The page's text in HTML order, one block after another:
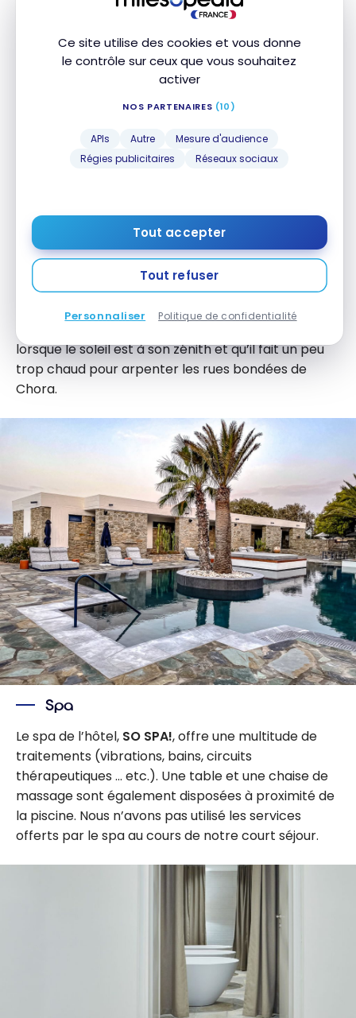
Ce site utilise des cookies et vous donne
le contrôle sur ceux que vous souhaitez
activer
NOS PARTENAIRES (10)
APIs Autre
Mesure d'audience
Régies publicitaires
Réseaux sociaux
Tout accepter
Tout refuser
Personnaliser Politique de confidentialité
Par contre, tout ce que nous avons mangé était
absolument délicieux. Les matins d’octobre sont un
peu frisquets pour prendre place sur la terrasse.
Par chance, quelques places sont disponibles à
Mykonos Theoxenia – Autres
LeMykonos Theoxenia, a Member of Design Hotels
est doté d’une magnifique piscine située en plein
cœur de l’ensemble des bâtiments dont il est
lorsque le soleil est à son zénith et qu’il fait un peu
trop chaud pour arpenter les rues bondées de
Chora.
Spa
Le spa de l’hôtel, SO SPA!, offre une multitude de
traitements (vibrations, bains, circuits
thérapeutiques … etc.). Une table et une chaise de
massage sont également disposées à proximité de
la piscine. Nous n’avons pas utilisé les services
offerts par le spa au cours de notre court séjour.